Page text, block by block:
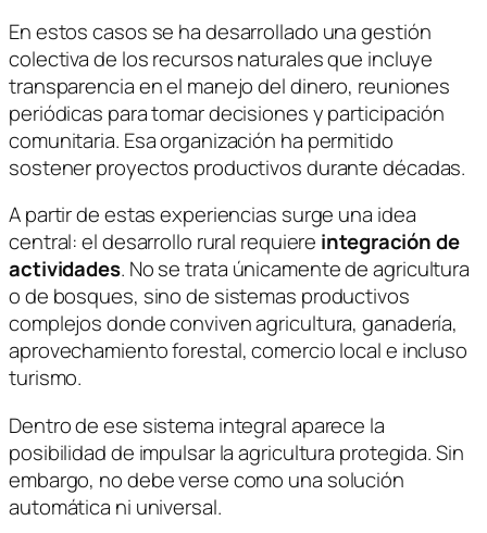
En estos casos se ha desarrollado una gestión
colectiva de los recursos naturales que incluye
transparencia en el manejo del dinero, reuniones
periódicas para tomar decisiones y participación
comunitaria. Esa organización ha permitido
sostener proyectos productivos durante décadas.
A partir de estas experiencias surge una idea
central: el desarrollo rural requiere integración de
actividades. No se trata únicamente de agricultura
o de bosques, sino de sistemas productivos
complejos donde conviven agricultura, ganadería,
aprovechamiento forestal, comercio local e incluso
turismo.
Dentro de ese sistema integral aparece la
posibilidad de impulsar la agricultura protegida. Sin
embargo, no debe verse como una solución
automática ni universal.